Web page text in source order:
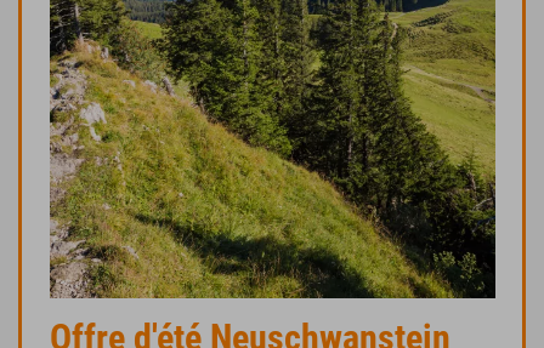
Offre d'été Neuschwanstein